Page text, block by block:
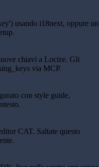
usando i18next, oppure un
chiavi a Locize. Gli
via MCP.
con style guide,
CAT. Saltate questo